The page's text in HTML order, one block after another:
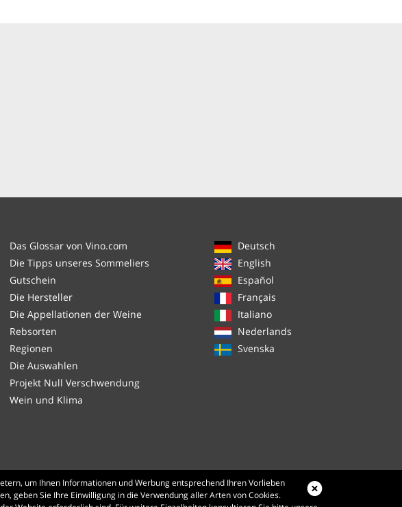
Das Glossar von Vino.com
Die Tipps unseres Sommeliers
Gutschein
Die Hersteller
Die Appellationen der Weine
Rebsorten
Regionen
Die Auswahlen
Projekt Null Verschwendung
Wein und Klima
Deutsch
English
Español
Français
Italiano
Nederlands
Svenska
um Ihnen Informationen und Werbung entsprechend Ihren Vorlieben
geben Sie Ihre Einwilligung in die Verwendung aller Arten von Cookies.